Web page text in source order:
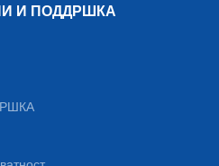
И ПОДДРШКА